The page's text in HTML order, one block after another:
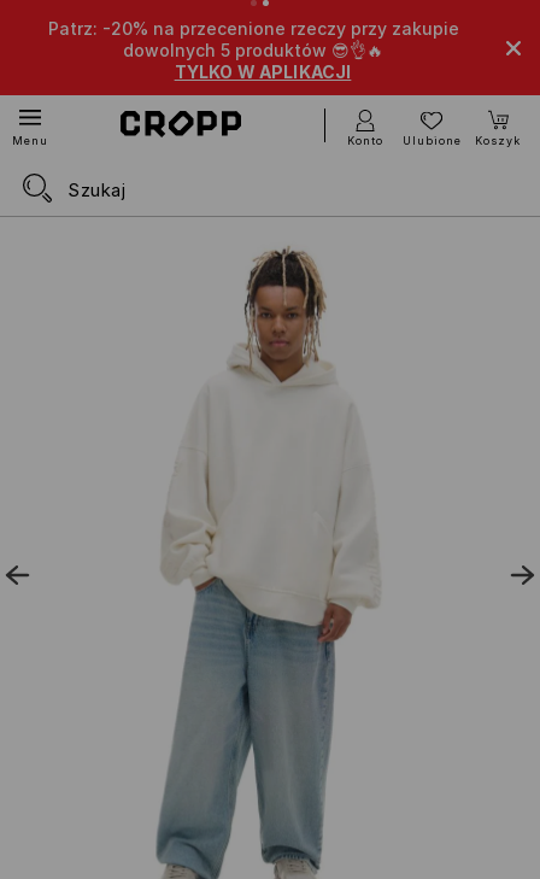
Patrz: -20% na przecenione rzeczy przy zakupie
dowolnych 5 produktów 😎👌🔥
TYLKO W APLIKACJI
Menu Konto Ulubione Koszyk